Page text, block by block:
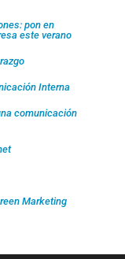
pon en
este verano
Interna
comunicación
Marketing